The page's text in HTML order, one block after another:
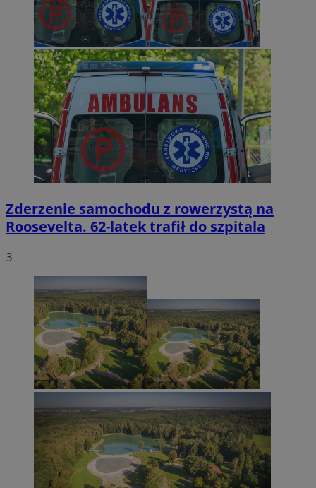
Zderzenie samochodu z rowerzystą na
Roosevelta. 62-latek trafił do szpitala
3